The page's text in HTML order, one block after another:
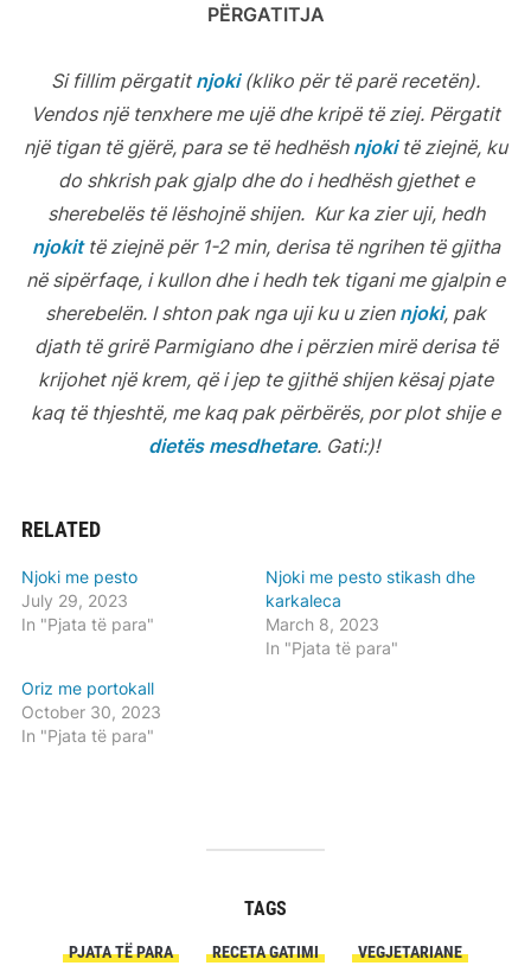
PËRGATITJA
Si fillim përgatit njoki(kliko për të parë recetën).
Vendos një tenxhere me ujë dhe kripë të ziej. Përgatit
një tigan të gjërë, para se të hedhësh njokitë ziejnë, ku
do shkrish pak gjalp dhe do i hedhësh gjethet e
sherebelës të lëshojnë shijen. Kur ka zier uji, hedh
njokittë ziejnë për 1-2 min, derisa të ngrihen të gjitha
në sipërfaqe, i kullon dhe i hedh tek tigani me gjalpin e
sherebelën. I shton pak nga uji ku u zien njoki, pak
djath të grirë Parmigiano dhe i përzien mirë derisa të
krijohet një krem, që i jep te gjithë shijen kësaj pjate
kaq të thjeshtë, me kaq pak përbërës, por plot shije e
dietës mesdhetare. Gati:)!
RELATED
Njoki me pesto
July 29, 2023
In "Pjata të para"
Njoki me pesto stikash dhe
karkaleca
March 8, 2023
In "Pjata të para"
Oriz me portokall
October 30, 2023
In "Pjata të para"
TAGS
PJATA TË PARA RECETA GATIMI VEGJETARIANE